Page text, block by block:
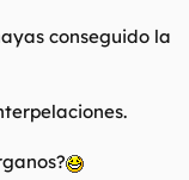
conseguido la